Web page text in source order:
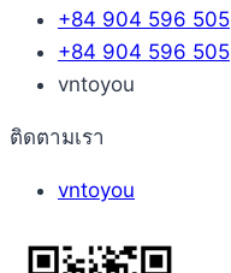
+84 904 596 505
+84 904 596 505
vntoyou
ติดตามเรา
vntoyou